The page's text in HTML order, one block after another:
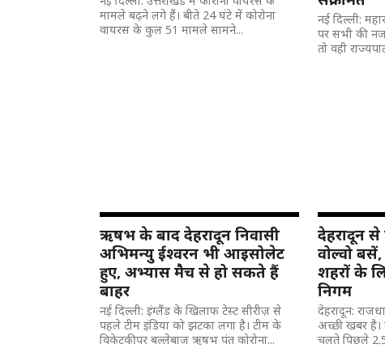
मामले बढ़ने लगे हैं। बीते 24 घंटे में कोरोना
वायरस के कुल 51 मामले सामने...
नई दिल्ली:
पर सभी की
तो वही
ऋषभ के बाद देहरादून निवासी
अभिमन्यु ईश्वरन भी आइसोलेट
हुए, अभ्यास मैच से हो सकते हैं
बाहर
नई दिल्ली: इंग्लैंड के खिलाफ टेस्ट सीरीज़ से
पहले टीम इंडिया को झटका लगा है। टीम के
विकेटकीपर बल्लेबाज ऋषभ पंत कोरोना...
देहरादून
वोल्वो
शहरों के
निगम
देहरादून:
अच्छी खबर है।
चलते पिछले